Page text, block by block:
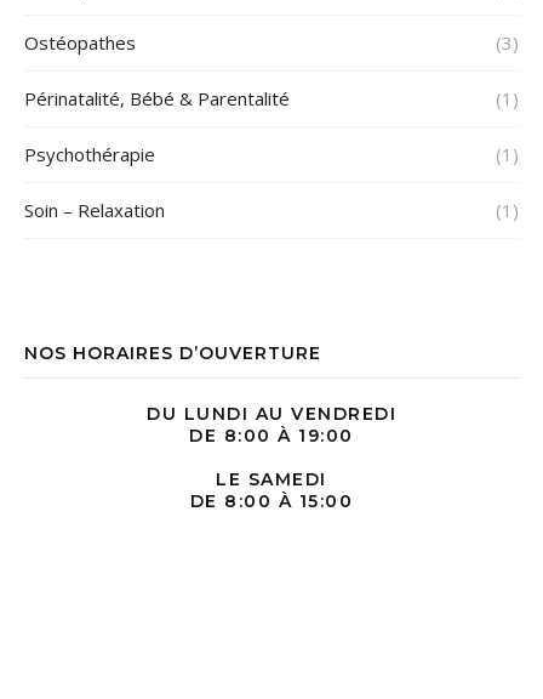
Ostéopathes (3)
Périnatalité, Bébé & Parentalité (1)
Psychothérapie (1)
Soin – Relaxation (1)
NOS HORAIRES D’OUVERTURE
DU LUNDI AU VENDREDI
DE 8:00 À 19:00
LE SAMEDI
DE 8:00 À 15:00